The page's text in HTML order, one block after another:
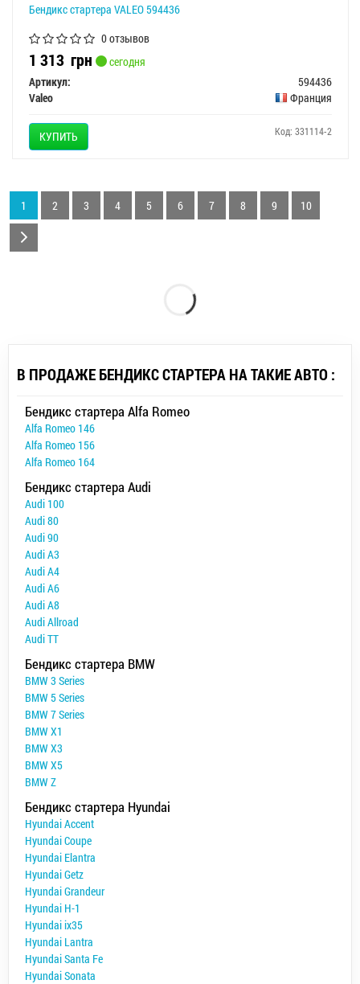
Бендикс стартера VALEO 594436
0 отзывов
1 313 грн
сегодня
Артикул:
594436
Valeo
Франция
КУПИТЬ Код: 331114-2
1 2 3 4 5 6 7 8 9 10
В ПРОДАЖЕ БЕНДИКС СТАРТЕРА НА ТАКИЕ АВТО :
Бендикс стартера Alfa Romeo
Alfa Romeo 146
Alfa Romeo 156
Alfa Romeo 164
Бендикс стартера Audi
Audi 100
Audi 80
Audi 90
Audi A3
Audi A4
Audi A6
Audi A8
Audi Allroad
Audi TT
Бендикс стартера BMW
BMW 3 Series
BMW 5 Series
BMW 7 Series
BMW X1
BMW X3
BMW X5
BMW Z
Бендикс стартера Hyundai
Hyundai Accent
Hyundai Coupe
Hyundai Elantra
Hyundai Getz
Hyundai Grandeur
Hyundai H-1
Hyundai ix35
Hyundai Lantra
Hyundai Santa Fe
Hyundai Sonata